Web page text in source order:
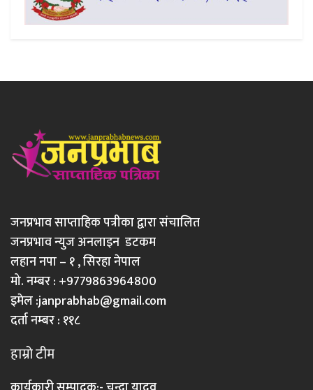
जनप्रभाव साप्ताहिक पत्रीका द्वारा संचालित
जनप्रभाव न्युज अनलाइन डटकम
लहान नपा – १ , सिरहा नेपाल
मो. नम्बर : +9779863964800
इमेल :janprabhab@gmail.com
दर्ता नम्बर : ११८
हाम्रो टीम